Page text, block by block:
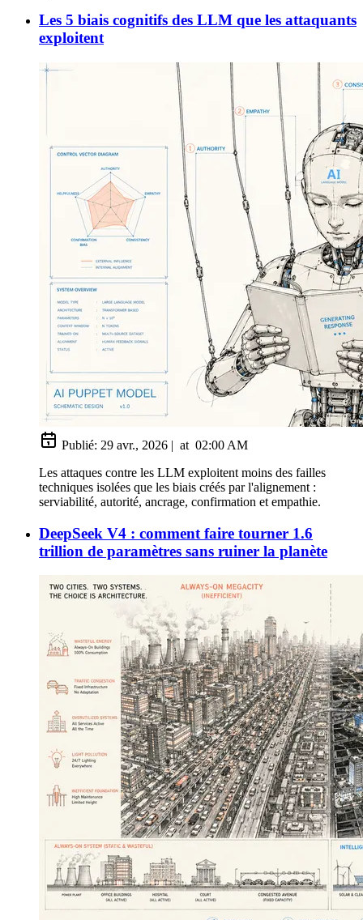
Les 5 biais cognitifs des LLM que les attaquants
exploitent
Publié: 29 avr., 2026 | at 02:00 AM
Les attaques contre les LLM exploitent moins des failles
techniques isolées que les biais créés par l'alignement :
serviabilité, autorité, ancrage, confirmation et empathie.
DeepSeek V4 : comment faire tourner 1.6
trillion de paramètres sans ruiner la planète